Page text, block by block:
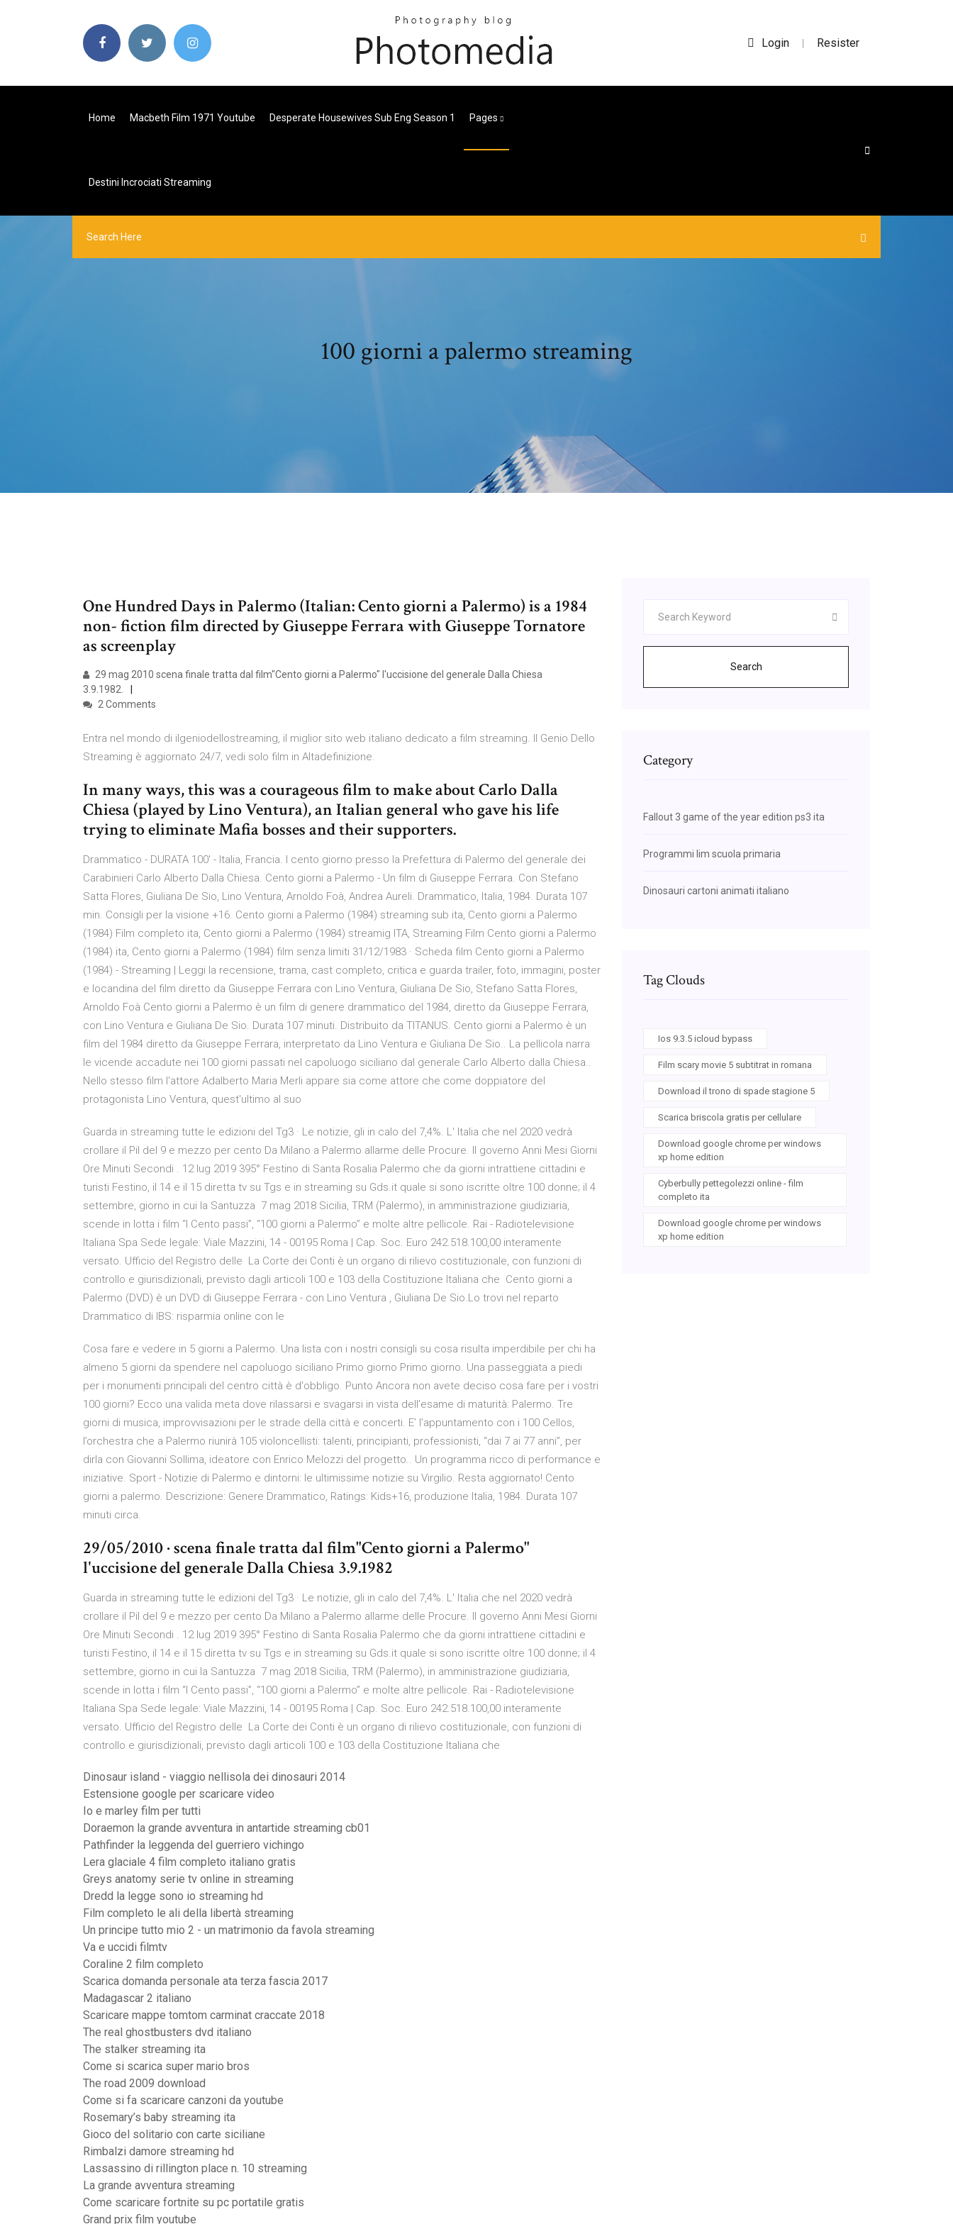
Login | Resister
Home Macbeth Film 1971 Youtube Desperate Housewives Sub Eng Season 1 Pages
Destini Incrociati Streaming
100 giorni a palermo streaming
One Hundred Days in Palermo (Italian: Cento giorni a Palermo) is a 1984
non- fiction film directed by Giuseppe Ferrara with Giuseppe Tornatore
as screenplay
29 mag 2010 scena finale tratta dal film"Cento giorni a Palermo" l'uccisione del generale Dalla Chiesa
3.9.1982.
2 Comments
Entra nel mondo di ilgeniodellostreaming, il miglior sito web italiano dedicato a film streaming. Il Genio Dello
Streaming è aggiornato 24/7, vedi solo film in Altadefinizione.
In many ways, this was a courageous film to make about Carlo Dalla
Chiesa (played by Lino Ventura), an Italian general who gave his life
trying to eliminate Mafia bosses and their supporters.
Drammatico - DURATA 100′ - Italia, Francia. I cento giorno presso la Prefettura di Palermo del generale dei
Carabinieri Carlo Alberto Dalla Chiesa. Cento giorni a Palermo - Un film di Giuseppe Ferrara. Con Stefano
Satta Flores, Giuliana De Sio, Lino Ventura, Arnoldo Foà, Andrea Aureli. Drammatico, Italia, 1984. Durata 107
min. Consigli per la visione +16. Cento giorni a Palermo (1984) streaming sub ita, Cento giorni a Palermo
(1984) Film completo ita, Cento giorni a Palermo (1984) streamig ITA, Streaming Film Cento giorni a Palermo
(1984) ita, Cento giorni a Palermo (1984) film senza limiti 31/12/1983 · Scheda film Cento giorni a Palermo
(1984) - Streaming | Leggi la recensione, trama, cast completo, critica e guarda trailer, foto, immagini, poster
e locandina del film diretto da Giuseppe Ferrara con Lino Ventura, Giuliana De Sio, Stefano Satta Flores,
Arnoldo Foà Cento giorni a Palermo è un film di genere drammatico del 1984, diretto da Giuseppe Ferrara,
con Lino Ventura e Giuliana De Sio. Durata 107 minuti. Distribuito da TITANUS. Cento giorni a Palermo è un
film del 1984 diretto da Giuseppe Ferrara, interpretato da Lino Ventura e Giuliana De Sio.. La pellicola narra
le vicende accadute nei 100 giorni passati nel capoluogo siciliano dal generale Carlo Alberto dalla Chiesa..
Nello stesso film l'attore Adalberto Maria Merli appare sia come attore che come doppiatore del
protagonista Lino Ventura, quest'ultimo al suo
Guarda in streaming tutte le edizioni del Tg3 · Le notizie, gli in calo del 7,4%. L' Italia che nel 2020 vedrà
crollare il Pil del 9 e mezzo per cento Da Milano a Palermo allarme delle Procure. Il governo Anni Mesi Giorni
Ore Minuti Secondi . 12 lug 2019 395° Festino di Santa Rosalia Palermo che da giorni intrattiene cittadini e
turisti Festino, il 14 e il 15 diretta tv su Tgs e in streaming su Gds.it quale si sono iscritte oltre 100 donne; il 4
settembre, giorno in cui la Santuzza 7 mag 2018 Sicilia, TRM (Palermo), in amministrazione giudiziaria,
scende in lotta i film “I Cento passi”, “100 giorni a Palermo” e molte altre pellicole. Rai - Radiotelevisione
Italiana Spa Sede legale: Viale Mazzini, 14 - 00195 Roma | Cap. Soc. Euro 242.518.100,00 interamente
versato. Ufficio del Registro delle La Corte dei Conti è un organo di rilievo costituzionale, con funzioni di
controllo e giurisdizionali, previsto dagli articoli 100 e 103 della Costituzione Italiana che Cento giorni a
Palermo (DVD) è un DVD di Giuseppe Ferrara - con Lino Ventura , Giuliana De Sio.Lo trovi nel reparto
Drammatico di IBS: risparmia online con le
Cosa fare e vedere in 5 giorni a Palermo. Una lista con i nostri consigli su cosa risulta imperdibile per chi ha
almeno 5 giorni da spendere nel capoluogo siciliano Primo giorno Primo giorno. Una passeggiata a piedi
per i monumenti principali del centro città è d'obbligo. Punto Ancora non avete deciso cosa fare per i vostri
100 giorni? Ecco una valida meta dove rilassarsi e svagarsi in vista dell’esame di maturità: Palermo. Tre
giorni di musica, improvvisazioni per le strade della città e concerti. E’ l’appuntamento con i 100 Cellos,
l’orchestra che a Palermo riunirà 105 violoncellisti: talenti, principianti, professionisti, “dai 7 ai 77 anni”, per
dirla con Giovanni Sollima, ideatore con Enrico Melozzi del progetto.. Un programma ricco di performance e
iniziative. Sport - Notizie di Palermo e dintorni: le ultimissime notizie su Virgilio. Resta aggiornato! Cento
giorni a palermo. Descrizione: Genere Drammatico, Ratings: Kids+16, produzione Italia, 1984. Durata 107
minuti circa.
29/05/2010 · scena finale tratta dal film"Cento giorni a Palermo"
l'uccisione del generale Dalla Chiesa 3.9.1982
Guarda in streaming tutte le edizioni del Tg3 · Le notizie, gli in calo del 7,4%. L' Italia che nel 2020 vedrà
crollare il Pil del 9 e mezzo per cento Da Milano a Palermo allarme delle Procure. Il governo Anni Mesi Giorni
Ore Minuti Secondi . 12 lug 2019 395° Festino di Santa Rosalia Palermo che da giorni intrattiene cittadini e
turisti Festino, il 14 e il 15 diretta tv su Tgs e in streaming su Gds.it quale si sono iscritte oltre 100 donne; il 4
settembre, giorno in cui la Santuzza 7 mag 2018 Sicilia, TRM (Palermo), in amministrazione giudiziaria,
scende in lotta i film “I Cento passi”, “100 giorni a Palermo” e molte altre pellicole. Rai - Radiotelevisione
Italiana Spa Sede legale: Viale Mazzini, 14 - 00195 Roma | Cap. Soc. Euro 242.518.100,00 interamente
versato. Ufficio del Registro delle La Corte dei Conti è un organo di rilievo costituzionale, con funzioni di
controllo e giurisdizionali, previsto dagli articoli 100 e 103 della Costituzione Italiana che
Dinosaur island - viaggio nellisola dei dinosauri 2014
Estensione google per scaricare video
Io e marley film per tutti
Doraemon la grande avventura in antartide streaming cb01
Pathfinder la leggenda del guerriero vichingo
Lera glaciale 4 film completo italiano gratis
Greys anatomy serie tv online in streaming
Dredd la legge sono io streaming hd
Film completo le ali della libertà streaming
Un principe tutto mio 2 - un matrimonio da favola streaming
Va e uccidi filmtv
Coraline 2 film completo
Scarica domanda personale ata terza fascia 2017
Madagascar 2 italiano
Scaricare mappe tomtom carminat craccate 2018
The real ghostbusters dvd italiano
The stalker streaming ita
Come si scarica super mario bros
The road 2009 download
Come si fa scaricare canzoni da youtube
Rosemary’s baby streaming ita
Gioco del solitario con carte siciliane
Rimbalzi damore streaming hd
Lassassino di rillington place n. 10 streaming
La grande avventura streaming
Come scaricare fortnite su pc portatile gratis
Grand prix film youtube
Search
Category
Fallout 3 game of the year edition ps3 ita
Programmi lim scuola primaria
Dinosauri cartoni animati italiano
Tag Clouds
Ios 9.3.5 icloud bypass
Film scary movie 5 subtitrat in romana
Download il trono di spade stagione 5
Scarica briscola gratis per cellulare
Download google chrome per windows
xp home edition
Cyberbully pettegolezzi online - film
completo ita
Download google chrome per windows
xp home edition